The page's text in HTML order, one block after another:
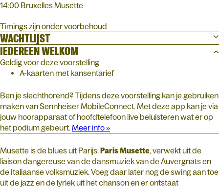
14:00 Bruxelles Musette
Timings zijn onder voorbehoud
WACHTLIJST
IEDEREEN WELKOM
Geldig voor deze voorstelling
A-kaarten met kansentarief
Ben je slechthorend? Tijdens deze voorstelling kan je gebruiken
maken van Sennheiser MobileConnect. Met deze app kan je via
jouw hoorapparaat of hoofdtelefoon live beluisteren wat er op
het podium gebeurt. Meer info »
Musette is de blues uit Parijs. Paris Musette , verwekt uit de
liaison dangereuse van de dansmuziek van de Auvergnats en
de Italiaanse volksmuziek. Voeg daar later nog de swing aan toe
uit de jazz en de lyriek uit het chanson en er ontstaat